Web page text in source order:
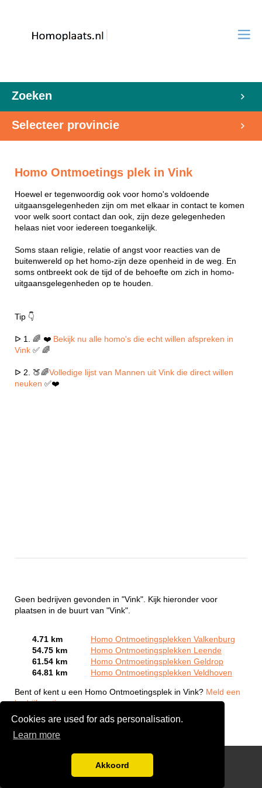
Cookies are used for ads personalisation.
Learn more
Akkoord
Zoeken
Selecteer provincie
Homo Ontmoetings plek in Vink
Hoewel er tegenwoordig ook voor homo's voldoende
uitgaansgelegenheden zijn om met elkaar in contact te komen
voor welk soort contact dan ook, zijn deze gelegenheden
helaas niet voor iedereen toegankelijk.
Soms staan religie, relatie of angst voor reacties van de
buitenwereld op het homo-zijn deze openheid in de weg. En
soms ontbreekt ook de tijd of de behoefte om zich in homo-
uitgaansgelegenheden op te houden.
Tip 👇
ᐅ 1. 🌈 ❤️ Bekijk nu alle homo's die echt willen afspreken in
Vink ✅ 🌈
ᐅ 2. 🍑🌈Volledige lijst van Mannen uit Vink die direct willen
neuken ✅❤️
Geen bedrijven gevonden in "Vink". Kijk hieronder voor
plaatsen in de buurt van "Vink".
4.71 km
Homo Ontmoetingsplekken Valkenburg
54.75 km
Homo Ontmoetingsplekken Leende
61.54 km
Homo Ontmoetingsplekken Geldrop
64.81 km
Homo Ontmoetingsplekken Veldhoven
Bent of kent u een Homo Ontmoetingsplek in Vink? Meld een
bedrijf gratis aan